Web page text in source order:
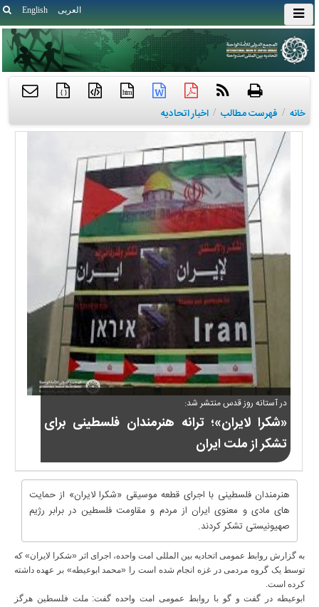
English العربی
htm
{ }
خانه / فهرست مطالب / اخبار اتحادیه
در آستانه روز قدس منتشر شد:
«شکرا لایران»؛ ترانه هنرمندان فلسطینی برای
تشکر از ملت ایران
هنرمندان فلسطینی با اجرای قطعه موسیقی «شکرا لایران» از حمایت
های مادی و معنوی ایران از مردم و مقاومت فلسطین در برابر رژیم
صهیونیستی تشکر کردند.
به گزارش روابط عمومی اتحادیه بین المللی امت واحده، اجرای اثر «شکرا لایران» که
توسط یک گروه مردمی در غزه انجام شده است را «محمد ابوعیطه» بر عهده داشته
کرده است.
ابوعیطه در گفت و گو با روابط عمومی امت واحده گفت: ملت فلسطین هرگز